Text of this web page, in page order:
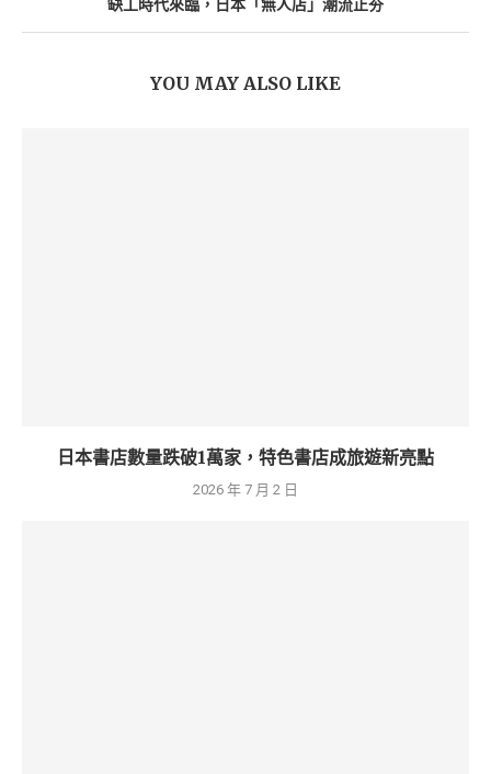
缺工時代來臨，日本「無人店」潮流正夯
YOU MAY ALSO LIKE
日本書店數量跌破1萬家，特色書店成旅遊新亮點
2026 年 7 月 2 日